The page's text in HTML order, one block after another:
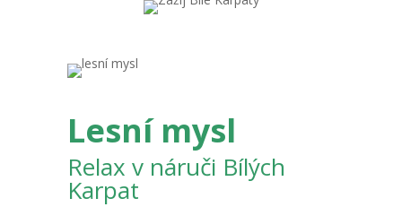
Lesní mysl
Relax v náruči Bílých
Karpat